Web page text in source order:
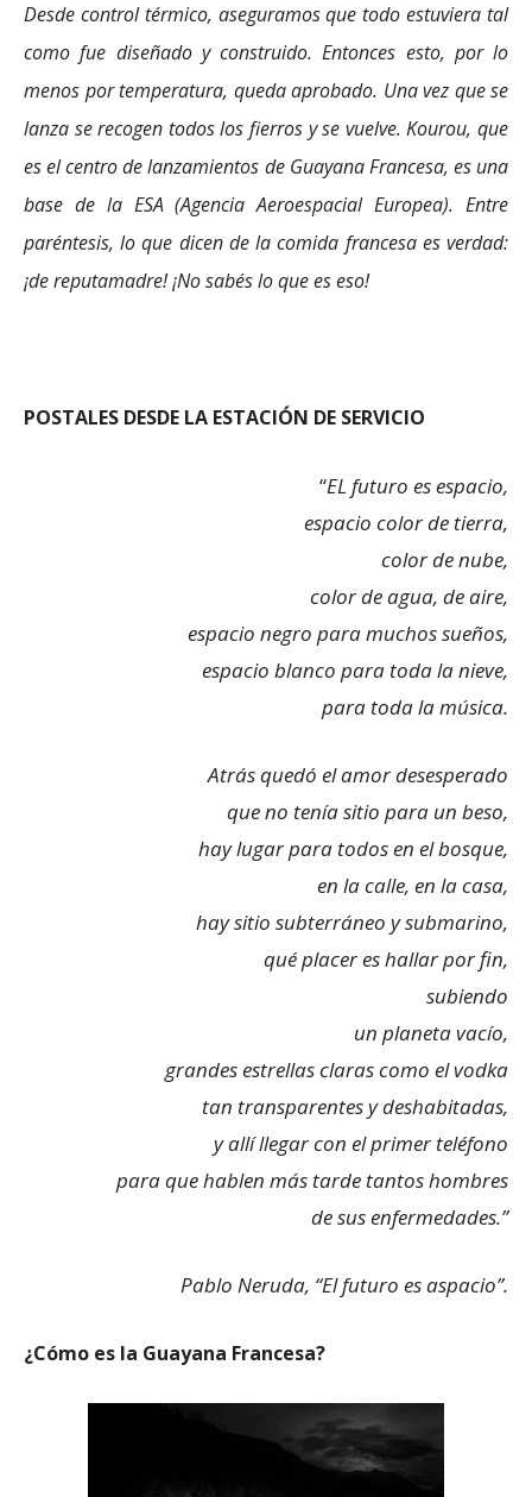
Desde control térmico, aseguramos que todo estuviera tal
como fue diseñado y construido. Entonces esto, por lo
menos por temperatura, queda aprobado. Una vez que se
lanza se recogen todos los fierros y se vuelve. Kourou, que
es el centro de lanzamientos de Guayana Francesa, es una
base de la ESA (Agencia Aeroespacial Europea). Entre
paréntesis, lo que dicen de la comida francesa es verdad:
¡de reputamadre! ¡No sabés lo que es eso!
POSTALES DESDE LA ESTACIÓN DE SERVICIO
“EL futuro es espacio,
espacio color de tierra,
color de nube,
color de agua, de aire,
espacio negro para muchos sueños,
espacio blanco para toda la nieve,
para toda la música.
Atrás quedó el amor desesperado
que no tenía sitio para un beso,
hay lugar para todos en el bosque,
en la calle, en la casa,
hay sitio subterráneo y submarino,
qué placer es hallar por fin,
subiendo
un planeta vacío,
grandes estrellas claras como el vodka
tan transparentes y deshabitadas,
y allí llegar con el primer teléfono
para que hablen más tarde tantos hombres
de sus enfermedades.”
Pablo Neruda, “El futuro es aspacio”.
¿Cómo es la Guayana Francesa?